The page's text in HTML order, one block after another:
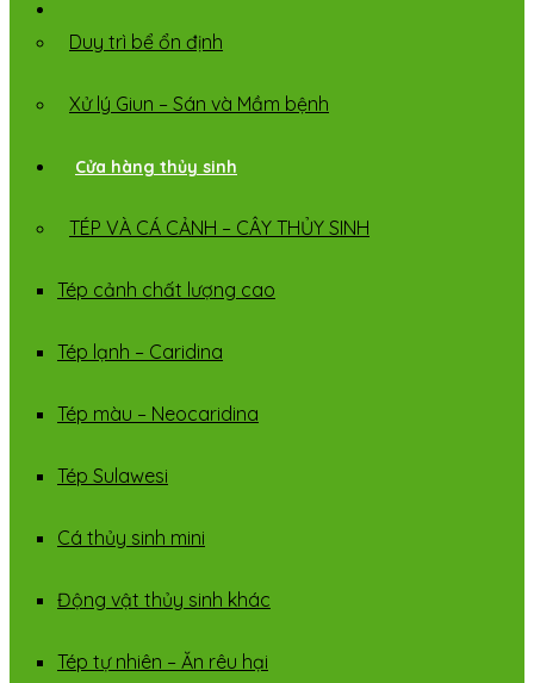
Duy trì bể ổn định
Xử lý Giun – Sán và Mầm bệnh
Cửa hàng thủy sinh
TÉP VÀ CÁ CẢNH – CÂY THỦY SINH
Tép cảnh chất lượng cao
Tép lạnh – Caridina
Tép màu – Neocaridina
Tép Sulawesi
Cá thủy sinh mini
Động vật thủy sinh khác
Tép tự nhiên – Ăn rêu hại